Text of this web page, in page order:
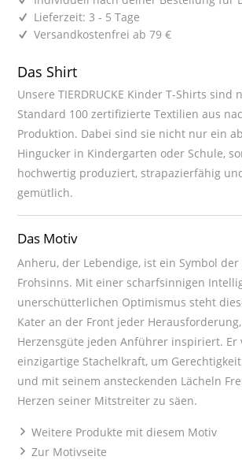
Lieferzeit: 3 - 5 Tage
Versandkostenfrei ab 79 €
Das Shirt
Unsere TIERDRUCKE Kinder T-Shirts sind
Standard 100 zertifizierte Textilien aus
Produktion. Dabei sind sie nicht nur ein
Hingucker in Kindergarten oder Schule,
hochwertig produziert, strapazierfähig
gemütlich.
Das Motiv
Anheru, der Lebendige, ist ein Symbol
Frohsinns. Mit einer scharfsinnigen
unerschütterlichen Optimismus steht
Kater an der Front jeder
Herzensgüte jeden Anführer inspiriert. Er
einzigartige Stachelkraft, um
und mit seinem ansteckenden Lächeln
Herzen seiner Mitstreiter zu säen.
Weitere Produkte mit diesem Motiv
Zur Motivseite